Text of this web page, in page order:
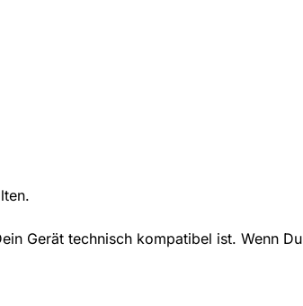
Gerät technisch kompatibel ist. Wenn Du